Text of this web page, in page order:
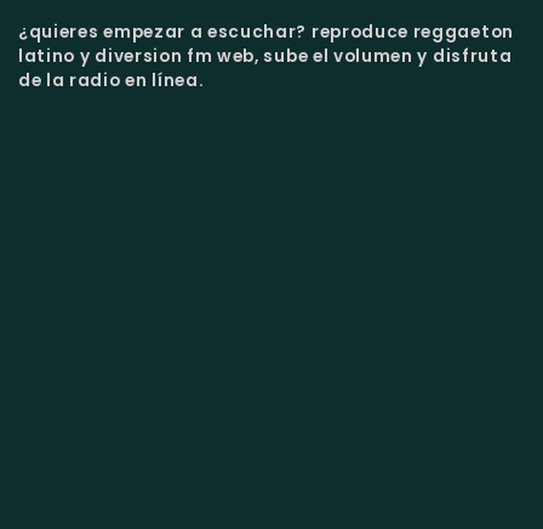
¿quieres empezar a escuchar? reproduce reggaeton
latino y diversion fm web, sube el volumen y disfruta
de la radio en línea.